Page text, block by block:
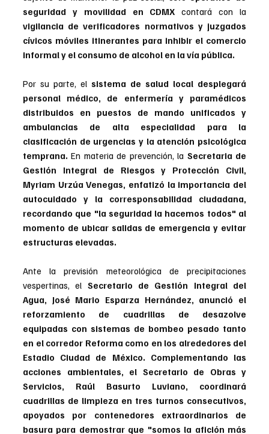
seguridad y movilidad en CDMX
vigilancia de verificadores normativos y juzgados
cívicos móviles itinerantes para inhibir el comercio
informal y el consumo de alcohol en la vía pública.
Por su parte, el sistema de salud local desplegará
personal médico, de enfermería y paramédicos
distribuidos en puestos de mando unificados y
ambulancias de alta especialidad para la
clasificación de urgencias y la atención psicológica
temprana. En materia de prevención, la Secretaria de
Gestión Integral de Riesgos y Protección Civil,
Myriam Urzúa Venegas, enfatizó la importancia del
autocuidado y la corresponsabilidad ciudadana,
recordando que "la seguridad la hacemos todos" al
momento de ubicar salidas de emergencia y evitar
estructuras elevadas.
Ante la previsión meteorológica de precipitaciones
vespertinas, el Secretario de Gestión Integral del
Agua, José Mario Esparza Hernández, anunció el
reforzamiento de cuadrillas de desazolve
equipadas con sistemas de bombeo pesado tanto
en el corredor Reforma como en los alrededores del
Estadio Ciudad de México. Complementando las
acciones ambientales, el Secretario de Obras y
Servicios, Raúl Basurto Luviano, coordinará
cuadrillas de limpieza en tres turnos consecutivos,
apoyados por contenedores extraordinarios de
basura para demostrar que "somos la afición más